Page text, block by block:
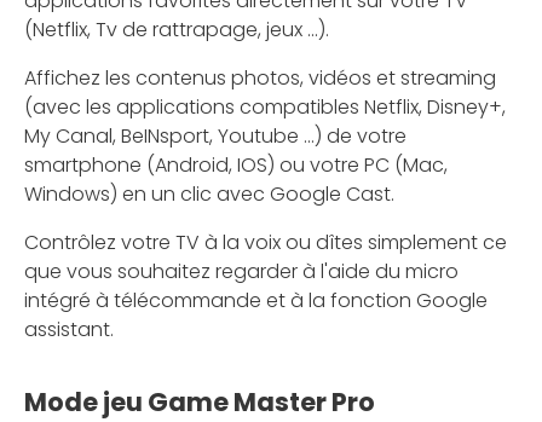
(Netflix, Tv de rattrapage, jeux ...).
Affichez les contenus photos, vidéos et streaming
(avec les applications compatibles Netflix, Disney+,
My Canal, BeINsport, Youtube ...) de votre
smartphone (Android, IOS) ou votre PC (Mac,
Windows) en un clic avec Google Cast.
Contrôlez votre TV à la voix ou dîtes simplement ce
que vous souhaitez regarder à l'aide du micro
intégré à télécommande et à la fonction Google
assistant.
Mode jeu Game Master Pro